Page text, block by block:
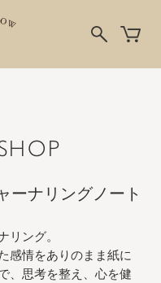
ーナリングノート
リング。
感情をありのまま紙に
、思考を整え、心を健